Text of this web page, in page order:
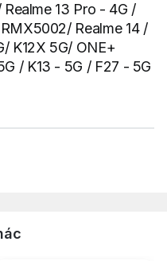
Realme 13 Pro - 4G /
Realme 14 /
K12X 5G/ ONE+
/ K13 - 5G / F27 - 5G